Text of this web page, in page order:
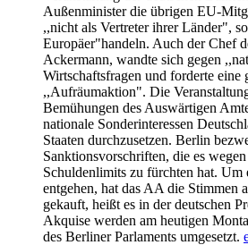
Außenminister die übrigen EU-
,,nicht als Vertreter ihrer Länder",
Europäer"handeln. Auch der Chef
Ackermann, wandte sich gegen
Wirtschaftsfragen und forderte eine
,,Aufräumaktion". Die
Bemühungen des Auswärtigen
nationale Sonderinteressen
Staaten durchzusetzen. Berlin
Sanktionsvorschriften, die es
Schuldenlimits zu fürchten hat. Um
entgehen, hat das AA die Stimmen
gekauft, heißt es in der deutschen
Akquise werden am heutigen
des Berliner Parlaments umgesetzt.